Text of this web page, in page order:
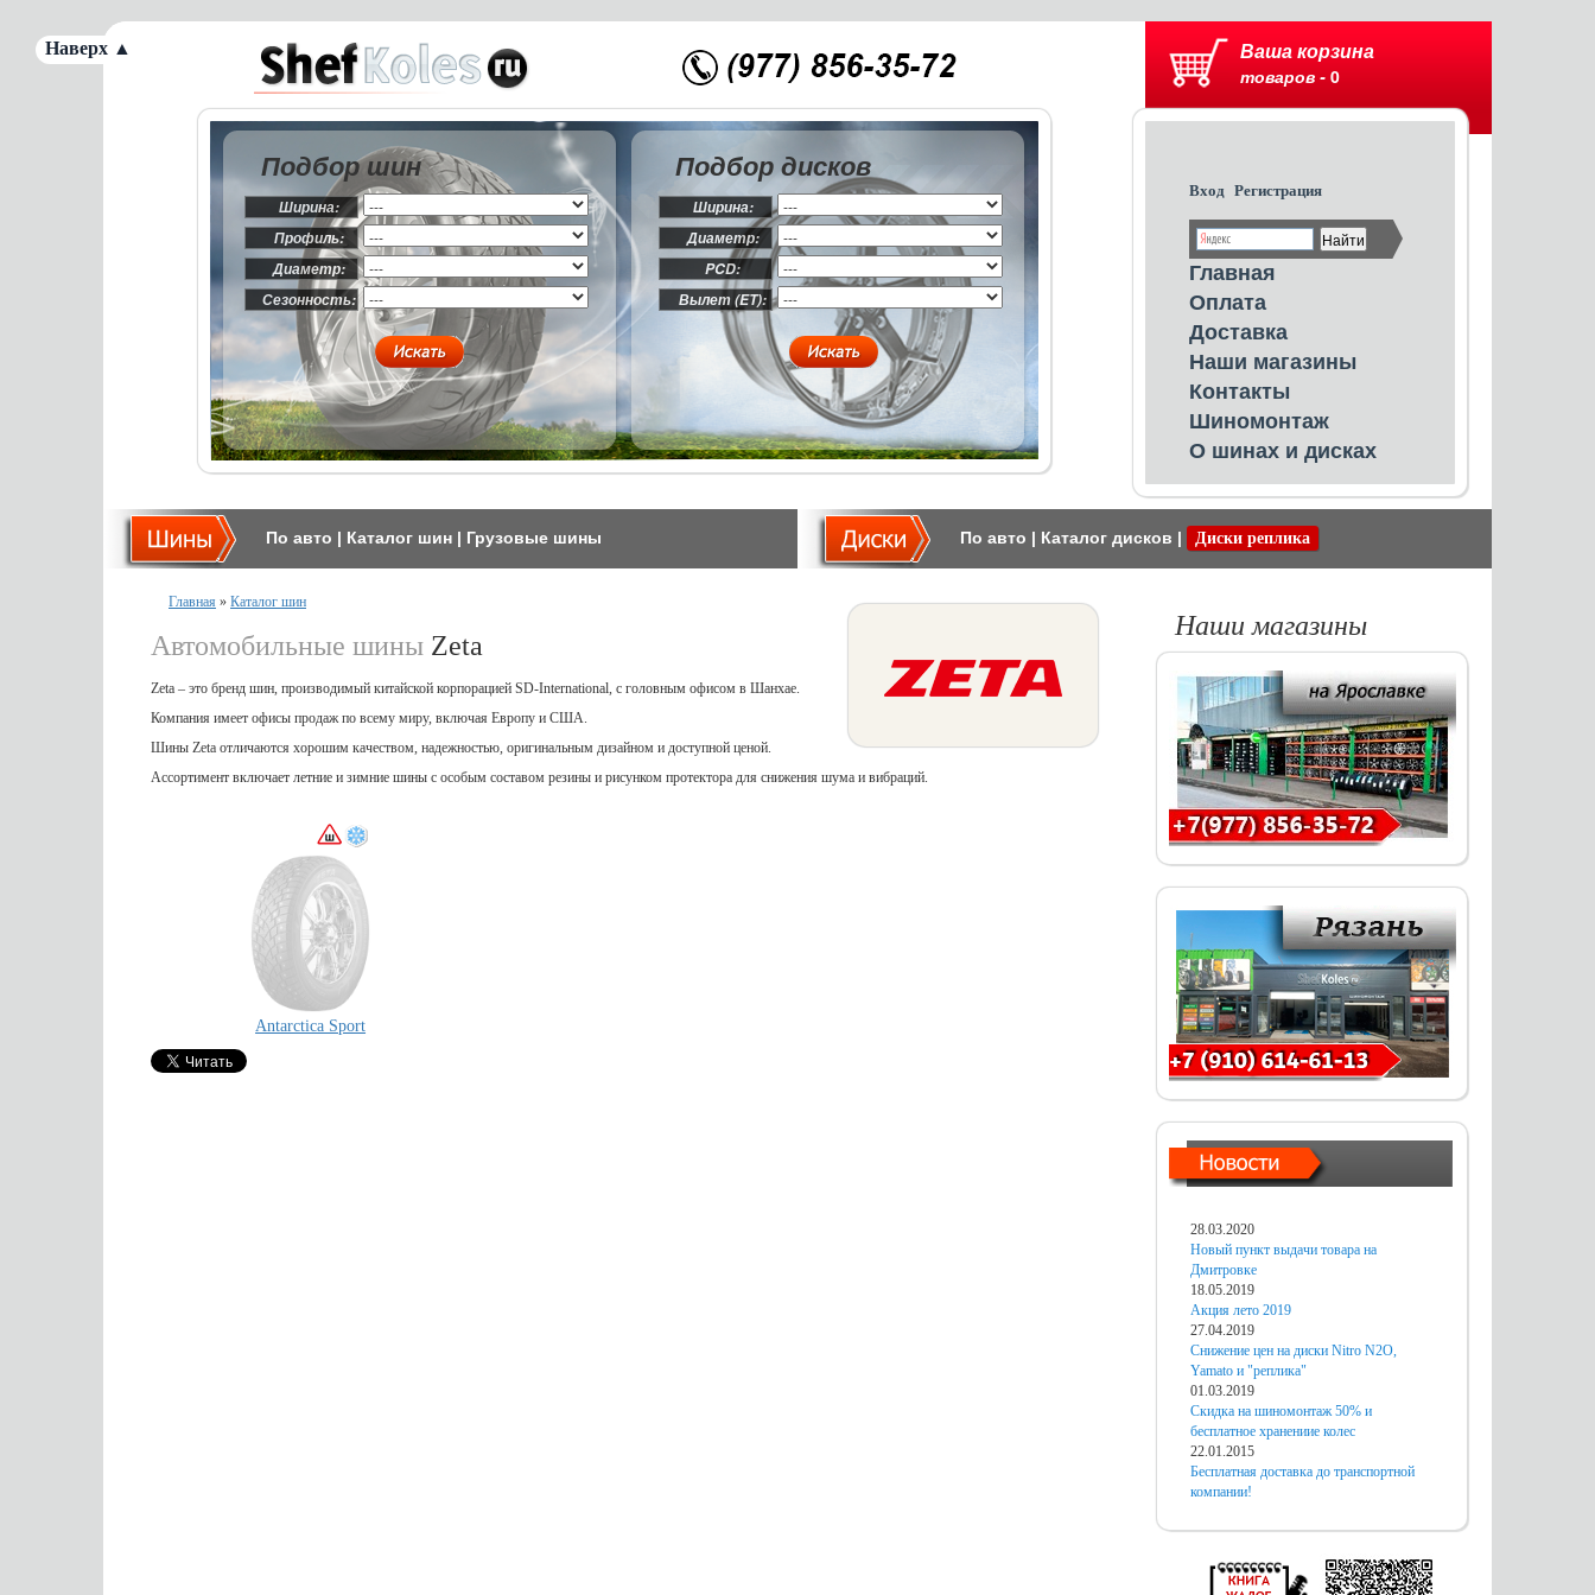
Ваша корзина
товаров - 0
Вход Регистрация
Главная
Оплата
Доставка
Наши магазины
Контакты
Шиномонтаж
О шинах и дисках
Подбор шин
Ширина:
Профиль:
Диаметр:
Сезонность:
Подбор дисков
Ширина:
Диаметр:
PCD:
Вылет (ET):
По авто | Каталог шин | Грузовые шины По авто | Каталог дисков | Диски реплика
Главная » Каталог шин
Автомобильные шины Zeta
Zeta – это бренд шин, производимый китайской корпорацией SD-International, с головным офисом в Шанхае.
Компания имеет офисы продаж по всему миру, включая Европу и США.
Шины Zeta отличаются хорошим качеством, надежностью, оригинальным дизайном и доступной ценой.
Ассортимент включает летние и зимние шины с особым составом резины и рисунком протектора для снижения шума и вибраций.
Antarctica Sport
Наши магазины
28.03.2020
Новый пункт выдачи товара на
Дмитровке
18.05.2019
Акция лето 2019
27.04.2019
Снижение цен на диски Nitro N2O,
Yamato и "реплика"
01.03.2019
Скидка на шиномонтаж 50% и
бесплатное хранениие колес
22.01.2015
Бесплатная доставка до транспортной
компании!
Наверх ▲